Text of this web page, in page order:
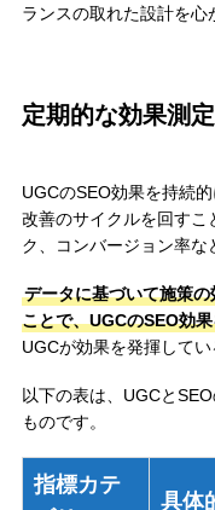
ランスの取れた設計を心
定期的な効果測
UGCのSEO効果を持続
改善のサイクルを回すこ
ク、コンバージョン率な
データに基づいて施策
ことで、UGCのSEO効
UGCが効果を発揮して
以下の表は、UGCと
ものです。
指標カテ
具体